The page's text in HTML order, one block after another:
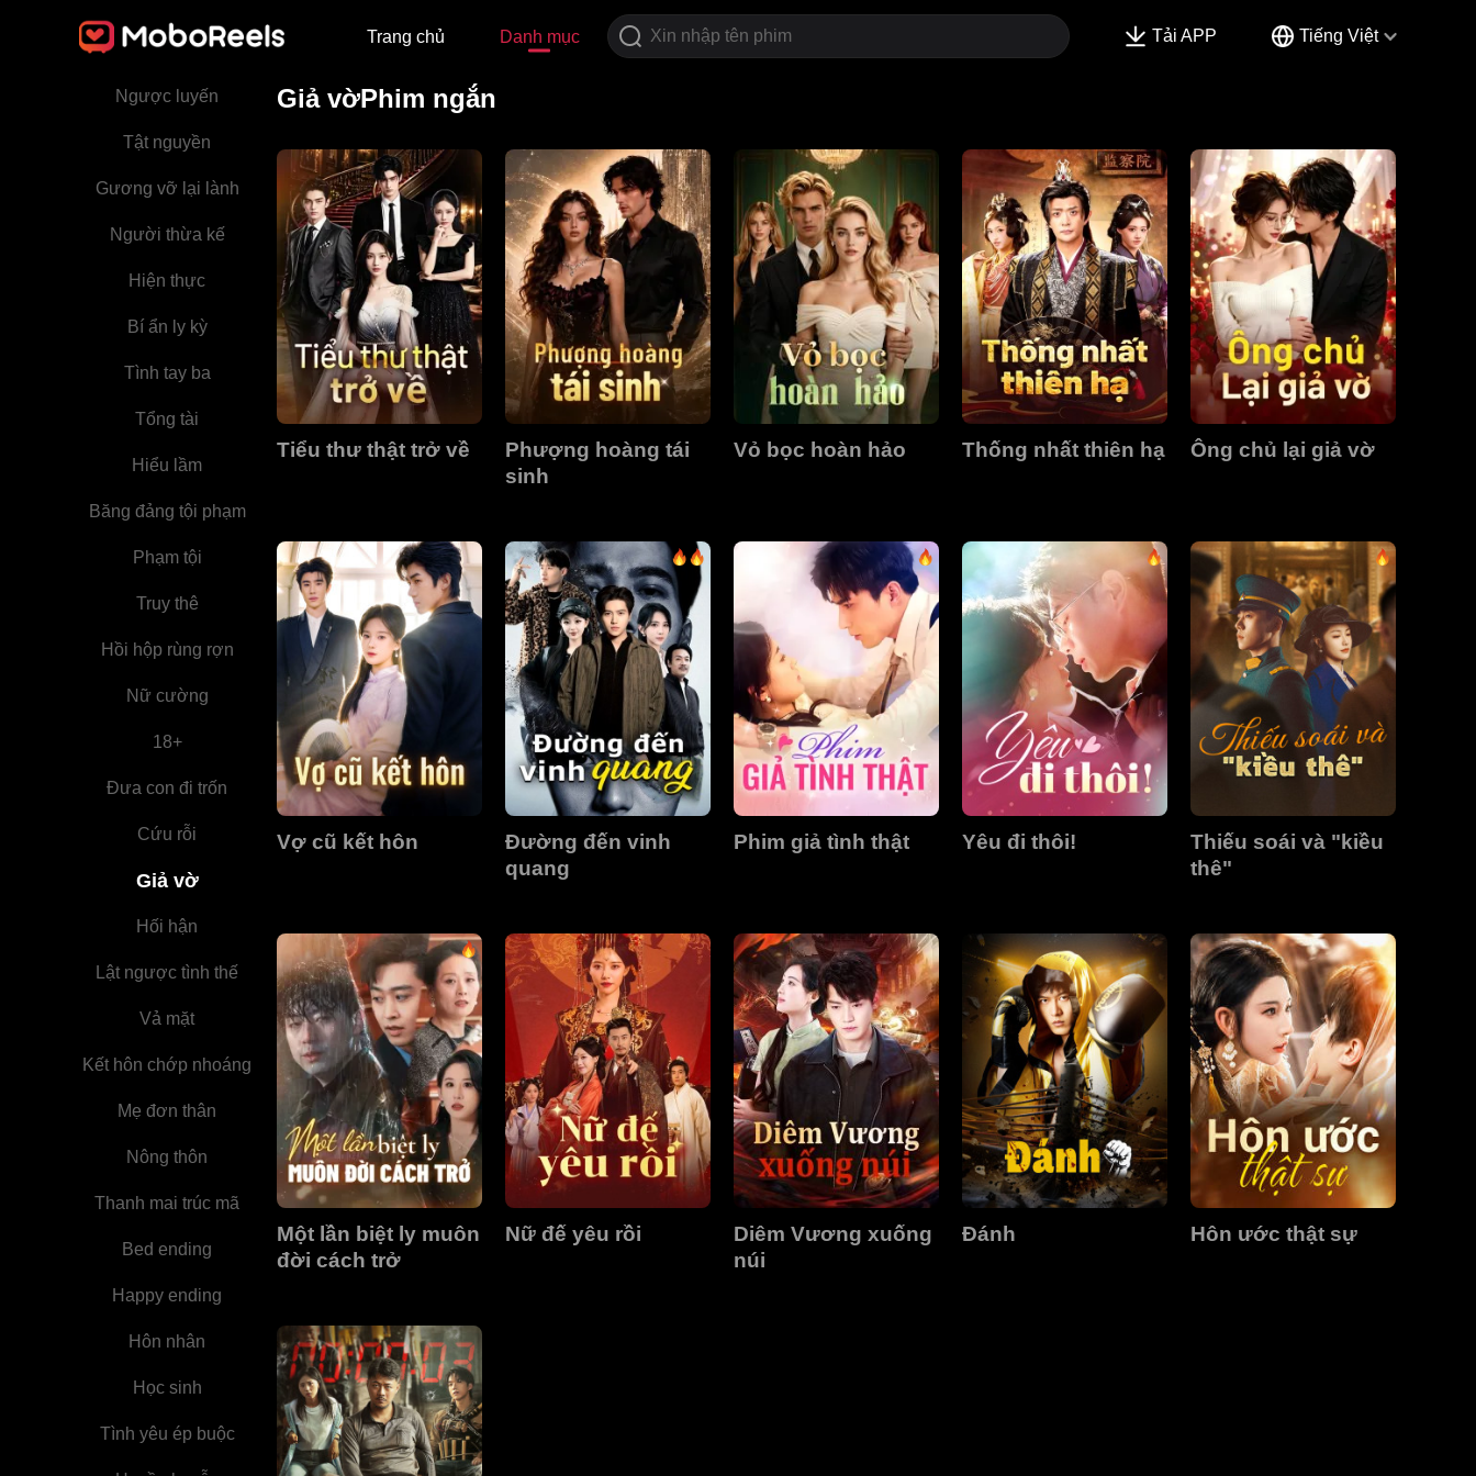
Trang chủ Danh mục Tải APP Tiếng Việt
Đông
Ly hôn
Ngược luyến
Tật nguyền
Gương vỡ lại lành
Người thừa kế
Hiện thực
Bí ẩn ly kỳ
Tình tay ba
Tổng tài
Hiểu lầm
Băng đảng tội phạm
Phạm tội
Truy thê
Hồi hộp rùng rợn
Nữ cường
18+
Đưa con đi trốn
Cứu rỗi
Giả vờ
Hối hận
Lật ngược tình thế
Vả mặt
Kết hôn chớp nhoáng
Mẹ đơn thân
Nông thôn
Thanh mai trúc mã
Bed ending
Happy ending
Hôn nhân
Học sinh
Tình yêu ép buộc
Giả vờPhim ngắn
Tiểu thư thật trở về
Phượng hoàng tái
sinh
Vỏ bọc hoàn hảo Thống nhất thiên hạ Ông chủ lại giả vờ
Vợ cũ kết hôn
Đường đến vinh
quang
Phim giả tình thật Yêu đi thôi!
Thiếu soái và "kiều
thê"
Một lần biệt ly muôn
đời cách trở
Nữ đế yêu rồi
Diêm Vương xuống
núi
Đánh Hôn ước thật sự